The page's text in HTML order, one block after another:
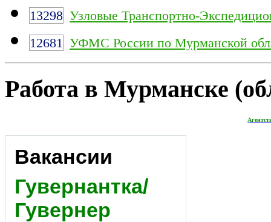
13298 Узловые Транспортно-
12681 УФМС России по Мурманской
Работа в Мурманске
Вакансии
Гувернантка/
Гувернер